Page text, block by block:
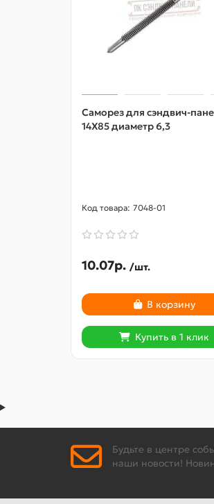
Саморез для сэндвич-
14X85 диаметр 6,3
7048-01
10.07р. /шт.
В корзину
Купить в 1 клик
Будьте в центре
наши новости!